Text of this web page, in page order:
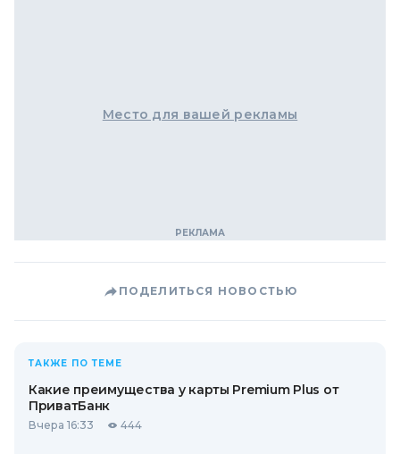
Место для вашей рекламы
ПОДЕЛИТЬСЯ НОВОСТЬЮ
ТАКЖЕ ПО ТЕМЕ
Какие преимущества у карты Premium Plus от
ПриватБанк
Вчера 16:33 444